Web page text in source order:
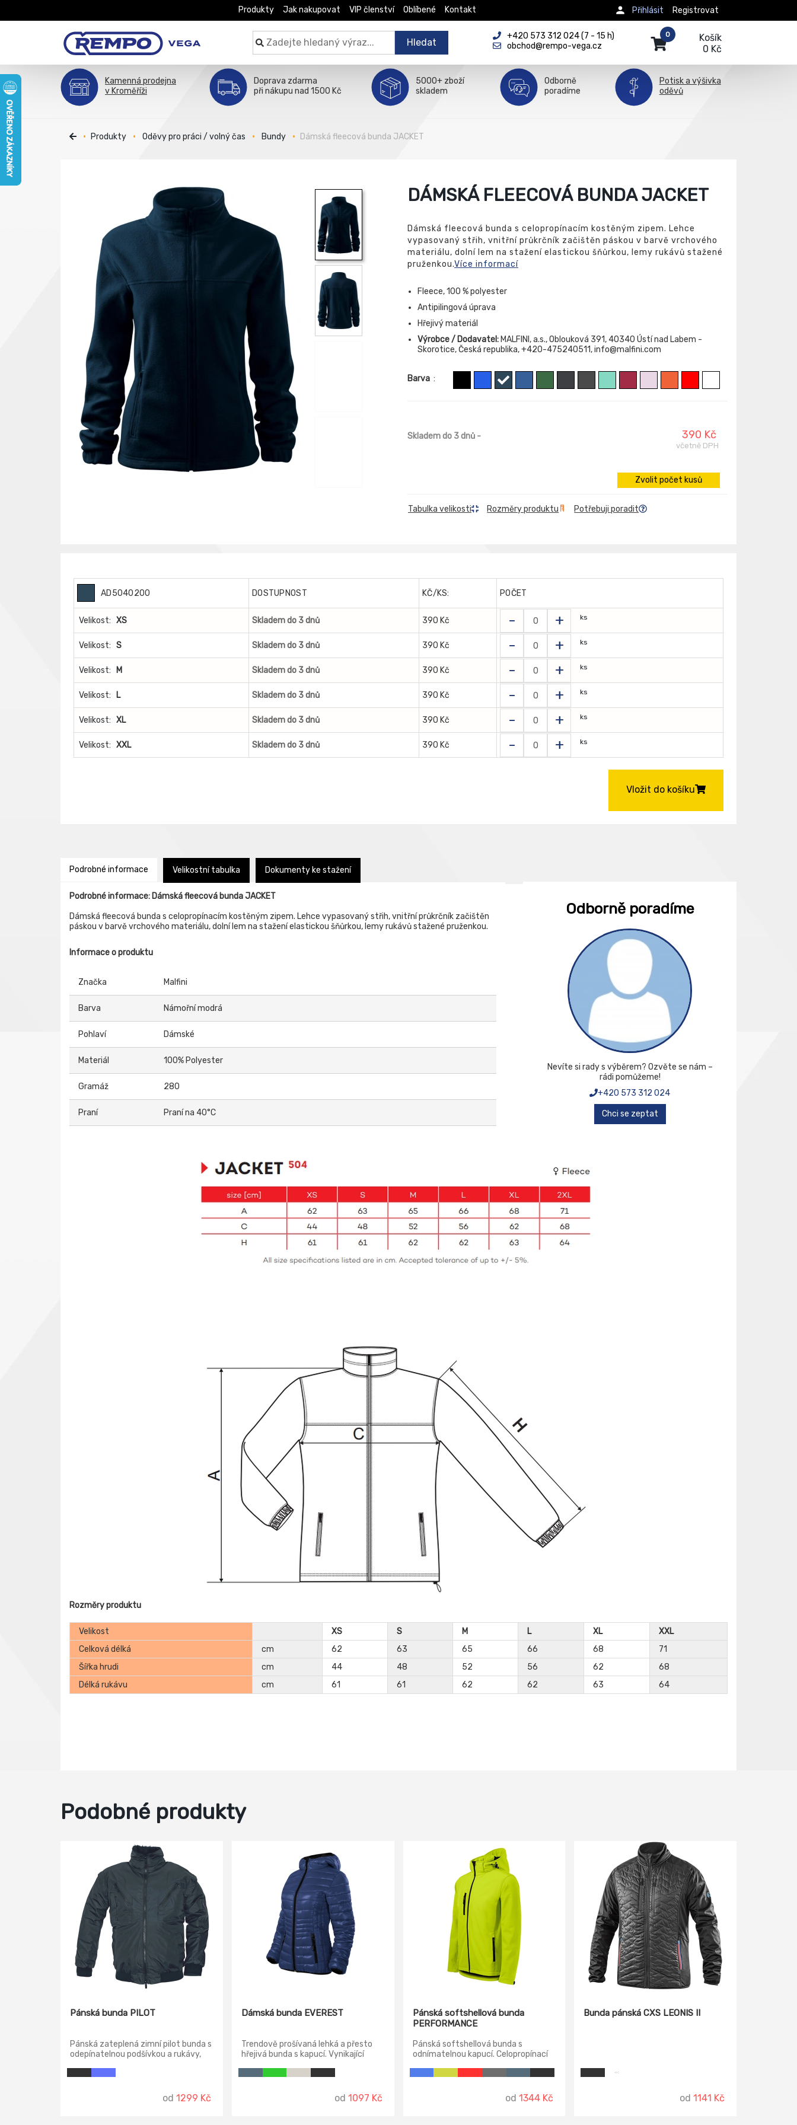
Produkty Jak nakupovat VIP členství Oblíbené Kontakt Registrovat
Přihlásit
Hledat
+420 573 312 024 (7 - 15 h)
obchod@rempo-vega.cz
Košík
0 Kč
0
Kamenná prodejna
v Kroměříži
Doprava zdarma
při nákupu nad 1500 Kč
5000+ zboží
skladem
Odborně
poradíme
Potisk a výšivka
oděvů
Produkty Oděvy pro práci / volný čas Bundy Dámská fleecová bunda JACKET
DÁMSKÁ FLEECOVÁ BUNDA JACKET
Dámská fleecová bunda s celopropínacím kostěným zipem. Lehce
vypasovaný střih, vnitřní průkrčník začištěn páskou v barvě vrchového
materiálu, dolní lem na stažení elastickou šňůrkou, lemy rukávů stažené
pruženkou.Více informací
Fleece, 100 % polyester
Antipilingová úprava
Hřejivý materiál
Výrobce / Dodavatel: MALFINI, a.s., Oblouková 391, 40340 Ústí nad Labem -
Skorotice, Česká republika, +420-475240511, info@malfini.com
Barva :
Skladem do 3 dnů - 390 Kč
včetně DPH
Zvolit počet kusů
Tabulka velikosti Rozměry produktu Potřebuji poradit
AD5040200 DOSTUPNOST KČ/KS: POČET
Velikost: XS Skladem do 3 dnů 390 Kč - + ks
Velikost: S Skladem do 3 dnů 390 Kč - + ks
Velikost: M Skladem do 3 dnů 390 Kč - + ks
Velikost: L Skladem do 3 dnů 390 Kč - + ks
Velikost: XL Skladem do 3 dnů 390 Kč - + ks
Velikost: XXL Skladem do 3 dnů 390 Kč - + ks
Vložit do košíku
Podrobné informace Velikostní tabulka Dokumenty ke stažení
Podrobné informace: Dámská fleecová bunda JACKET
Dámská fleecová bunda s celopropínacím kostěným zipem. Lehce vypasovaný střih, vnitřní průkrčník začištěn
páskou v barvě vrchového materiálu, dolní lem na stažení elastickou šňůrkou, lemy rukávů stažené pruženkou.
Informace o produktu
Značka Malfini
Barva Námořní modrá
Pohlaví Dámské
Materiál 100% Polyester
Gramáž 280
Praní Praní na 40°C
Odborně poradíme
Nevíte si rady s výběrem? Ozvěte se nám –
rádi pomůžeme!
+420 573 312 024
Chci se zeptat
Rozměry produktu
Velikost XS S M L XL
XXL
Celková délká
cm 62 63 65 66 68
71
Šířka hrudi
cm 44 48 52 56 62
68
Délká rukávu
cm 61 61 62 62 63 64
Podobné produkty
Pánská bunda PILOT
Pánská zateplená zimní pilot bunda s
odepínatelnou podšívkou a rukávy,
od 1299 Kč
Dámská bunda EVEREST
Trendově prošívaná lehká a přesto
hřejivá bunda s kapucí. Vynikající
Podšívka, zipy a elastický lemovací
proužek jsou v černé barvě. Obvod
od 1097 Kč
Pánská softshellová bunda
PERFORMANCE
Pánská softshellová bunda s
odnímatelnou kapucí. Celopropínací
elastickou šňůrkou, kapsy s
reverzním spirálovým zipem, náprsní
od1344 Kč
Bunda pánská CXS LEONIS II
od 1141 Kč